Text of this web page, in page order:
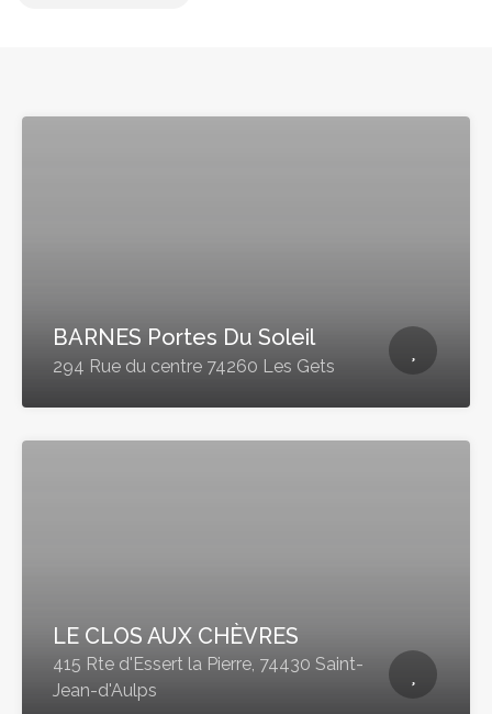
BARNES Portes Du Soleil
294 Rue du centre 74260 Les Gets
LE CLOS AUX CHÈVRES
415 Rte d'Essert la Pierre, 74430 Saint-
Jean-d'Aulps